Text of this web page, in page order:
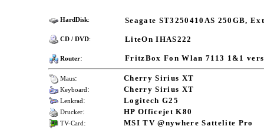
HardDisk: Seagate ST3250410AS 250GB,
CD / DVD: LiteOn IHAS222
Router: FritzBox Fon Wlan 7113 1&1
Maus: Cherry Sirius XT
Keyboard: Cherry Sirius XT
Lenkrad: Logitech G25
Drucker: HP Officejet K80
TV-Card: MSI TV @nywhere Sattelite Pro